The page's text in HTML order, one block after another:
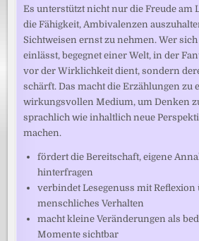
Es unterstützt nicht nur die Freude am
die Fähigkeit, Ambivalenzen
Sichtweisen ernst zu nehmen. Wer
einlässt, begegnet einer Welt, in der
vor der Wirklichkeit dient, sondern
schärft. Das macht die Erzählungen zu
wirkungsvollen Medium, um Denken
sprachlich wie inhaltlich neue
machen.
fördert die Bereitschaft, eigene
hinterfragen
verbindet Lesegenuss mit Reflexion
menschliches Verhalten
macht kleine Veränderungen als
Momente sichtbar